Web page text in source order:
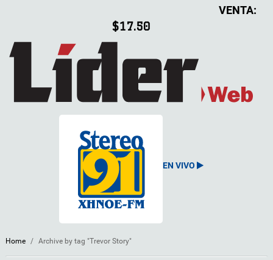
VENTA:
$17.50
EN VIVO
Home / Archive by tag "Trevor Story"